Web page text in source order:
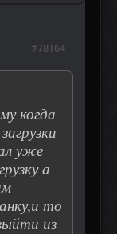
когда
уже
а
то
из
#78164